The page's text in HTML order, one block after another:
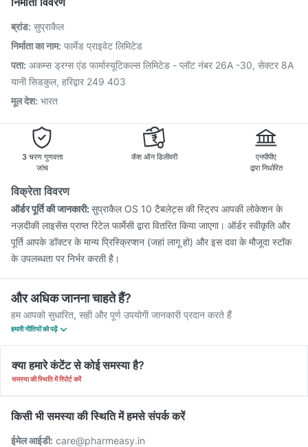
Pneumovax 23 Injection
Vaxiflu 2025-2026 Vaccine
Jeev 3mcg Vaccine Gardasil Injection Hexaxim Injection
Vaxigrip NH 2025/2026 Vaccine
ब्रांड: सुप्राकैल
निर्माता का नाम: फार्मेड प्राइवेट लिमिटेड
पता: अकम्स ड्रग्स एंड फार्मास्यूटिकल्स लिमिटेड - प्लॉट नंबर 26A -30, सेक्टर 8A
यानी सिडकुल, हरिद्वार 249 403
मूल देश: भारत
3 चरण गुणवत्ता
जांच
कॅश ऑन डिलीवरी
एनपीपीए
द्वारा निर्धारित
विक्रेता विवरण
ऑर्डर पूर्ति की जानकारी:सुप्राकैल OS 10 टैबलेट्स की स्ट्रिप आपकी लोकेशन के
नज़दीकी लाइसेंस प्राप्त रिटेल फार्मेसी द्वारा वितरित किया जाएगा। ऑर्डर स्वीकृति और
पूर्ति आपके डॉक्टर के मान्य प्रिस्क्रिप्शन (जहां लागू हो) और इस दवा के मौजूदा स्टॉक
के उपलब्धता पर निर्भर करती है।
और अधिक जानना चाहते हैं?
हम आपको सुधारित, सही और पूर्ण उपयोगी जानकारी प्रदान करते हैं
हमारी नीतियों को पढ़ें
क्या हमारे कंटेंट से कोई समस्या है?
समस्या की स्थिति में रिपोर्ट करें
किसी भी समस्या की स्थिति में हमसे संपर्क करें
ईमेल आईडी: care@pharmeasy.in